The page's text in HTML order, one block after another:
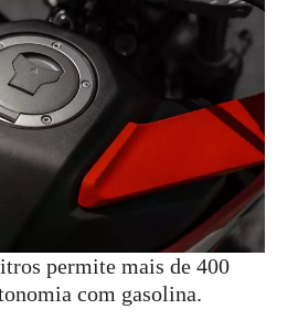
permite mais de 400
com gasolina.